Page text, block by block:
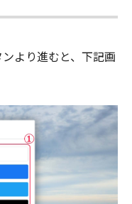
より進むと、下記画